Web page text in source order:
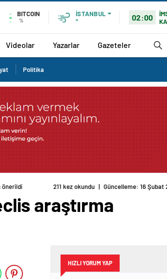
BITCOIN
%
İSTANBUL
°
02:00
Videolar Yazarlar Gazeteler
Politika
önerildi 211 kez okundu | Güncelleme: 16 Şubat
araştırma
HIZLI YORUM YAP